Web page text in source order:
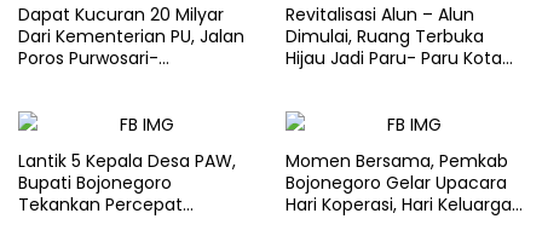
Dapat Kucuran 20 Milyar
Dari Kementerian PU, Jalan
Poros Purwosari-
Revitalisasi Alun – Alun
Dimulai, Ruang Terbuka
Hijau Jadi Paru- Paru Kota
Lantik 5 Kepala Desa PAW,
Bupati Bojonegoro
Tekankan Percepat
Momen Bersama, Pemkab
Bojonegoro Gelar Upacara
Hari Koperasi, Hari Keluarga